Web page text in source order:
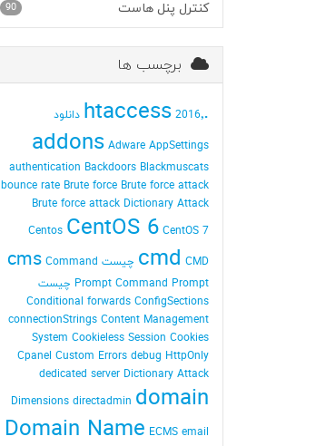
90 کنترل پنل هاست
برچسب ها
.htaccess2016٬ دانلود
addons Adware AppSettings
authentication Backdoors Blackmuscats
bounce rate Brute force Brute force attack
Brute force attack Dictionary Attack
Centos CentOS 6 CentOS 7
cmd CMD چیست cms Command
Prompt Command Prompt چیست
Conditional forwards ConfigSections
connectionStrings Content Management
System Cookieless Session Cookies
Cpanel Custom Errors debug HttpOnly
dedicated server Dictionary Attack
Dimensions directadmin domain
Domain Name ECMS email